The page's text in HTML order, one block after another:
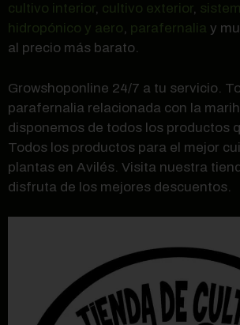
cultivo interior, cultivo exterior,
hidropónico y aero, parafernalia y
al precio más barato.
Growshoponline 24/7 a tu servicio.
parafernalia relacionada con la
disponemos de todos los productos
Todos los productos para el mejor
plantas en Avilés. Visita nuestra
disfruta de los mejores descuentos.